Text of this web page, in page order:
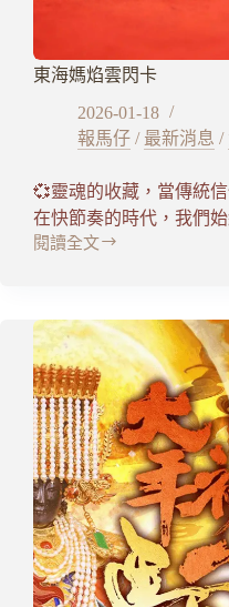
會
東海媽焰雲閃卡
2026-01-18
報馬仔 / 最新消息 /
💞靈魂的收藏，當傳統
在快節奏的時代，我們
閱讀全文
東
焰
雲
閃
卡